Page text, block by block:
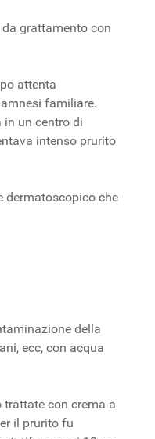
grattamento con
attenta
familiare.
in un centro di
intenso prurito
dermatoscopico che
della
ecc, con acqua
con crema a
il prurito fu